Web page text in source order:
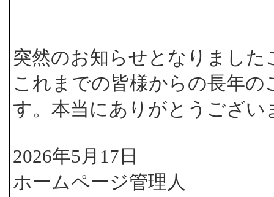
突然のお知らせとなりまし
これまでの皆様からの長年
す。本当にありがとうござい
2026年5月17日
ホームページ管理人